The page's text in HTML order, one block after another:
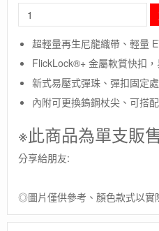
毛
美
國
【Black
Diamond】
D
FLZ
POLES
碳
維
摺
疊
超輕量再生尼龍織帶、輕量
FlickLock®+ 金屬軟質快扣
新式易壓式彈珠、彈扣固定
內附可更換鎢鋼杖尖、可搭
※此商品為單支販
分享給朋友:
◎圖片僅供參考、顏色款式以實